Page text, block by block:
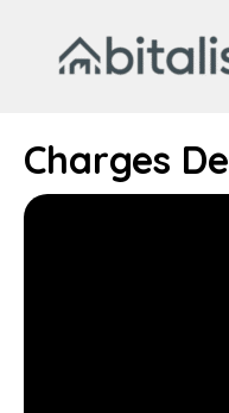
contenu
Charges